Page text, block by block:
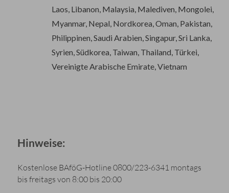
Laos, Libanon, Malaysia, Malediven, Mongolei,
Myanmar, Nepal, Nordkorea, Oman, Pakistan,
Philippinen, Saudi Arabien, Singapur, Sri Lanka,
Syrien, Südkorea, Taiwan, Thailand, Türkei,
Vereinigte Arabische Emirate, Vietnam
Hinweise:
Kostenlose BAföG-Hotline 0800/223-6341 montags
bis freitags von 8:00 bis 20:00